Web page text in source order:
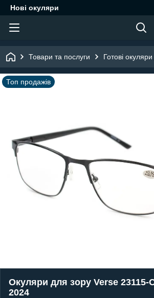
Нові окуляри
Товари та послуги Готові
Топ продажів
Окуляри для зору Verse 23115-
2024